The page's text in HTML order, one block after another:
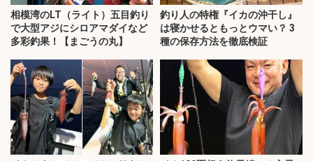
相模湾のLT（ライト）五目釣り
で大型アジにシロアマダイなど
多彩釣果！【まごうの丸】
釣り人の特権『イカの沖干し』
は寝かせるともっとウマい？ 3
種の保存方法を徹底検証